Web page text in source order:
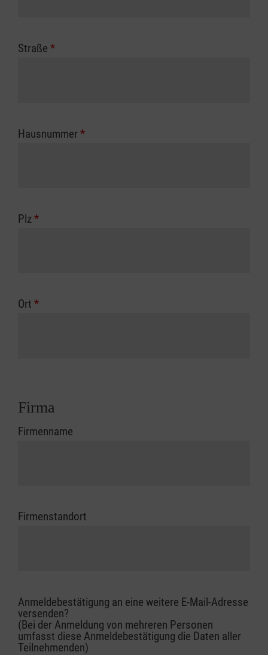
Straße *
Hausnummer *
Plz*
Ort *
Firma
Firmenname
Firmenstandort
Anmeldebestätigung an eine weitere E-Mail-Adresse
versenden?
(Bei der Anmeldung von mehreren Personen
umfasst diese Anmeldebestätigung die Daten aller
Teilnehmenden)